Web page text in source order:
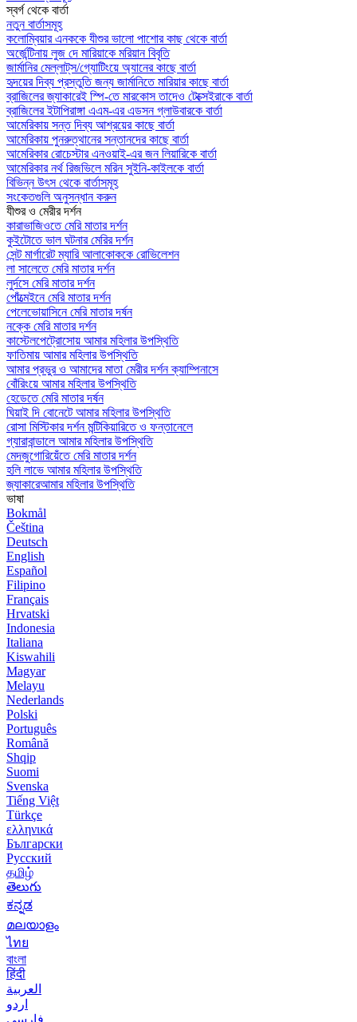
স্বর্গ থেকে বার্তা
নতুন বার্তাসমূহ
কলোম্বিয়ার এনককে যীশুর ভালো পাশোর কাছ থেকে বার্তা
অর্জেন্টিনায় লুজ দে মারিয়াকে মরিয়ান বিবৃতি
জার্মানির মেল্লাট্‌স/গ্যোটিংয়ে অ্যানের কাছে বার্তা
হৃদয়ের দিব্য প্রস্তুতি জন্য জার্মানিতে মারিয়ার কাছে বার্তা
ব্রাজিলের জ্যাকারেই স্পি-তে মারকোস তাদেও টেক্সেইরাকে বার্তা
ব্রাজিলের ইটাপিরাঙ্গা এএম-এর এডসন গ্লাউবারকে বার্তা
আমেরিকায় সন্ত দিব্য আশ্রয়ের কাছে বার্তা
আমেরিকায় পুনরুত্থানের সন্তানদের কাছে বার্তা
আমেরিকার রোচেস্টার এনওয়াই-এর জন লিয়ারিকে বার্তা
আমেরিকার নর্থ রিজভিলে মরিন সুইনি-কাইলকে বার্তা
বিভিন্ন উৎস থেকে বার্তাসমূহ
সংকেতগুলি অনুসন্ধান করুন
যীশুর ও মেরীর দর্শন
কারাভাজিওতে মেরি মাতার দর্শন
কুইটোতে ভাল ঘটনার মেরির দর্শন
সেন্ট মার্গারেট ম্যারি আলাকোককে রোভিলেশন
লা সালেতে মেরি মাতার দর্শন
লুর্দসে মেরি মাতার দর্শন
পোঁত্মেইনে মেরি মাতার দর্শন
পেলেভোয়াসিনে মেরি মাতার দর্ষন
নক্কে মেরি মাতার দর্শন
কাস্টেলপেট্রোসোয় আমার মহিলার উপস্থিতি
ফাতিমায় আমার মহিলার উপস্থিতি
আমার প্রভুর ও আমাদের মাতা মেরীর দর্শন ক্যাম্পিনাসে
বোঁরিংয়ে আমার মহিলার উপস্থিতি
হেডেতে মেরি মাতার দর্ষন
ঘিয়াই দি বোনেটে আমার মহিলার উপস্থিতি
রোসা মিস্টিকার দর্শন মন্টিকিয়ারিতে ও ফন্তানেলে
গ্যারাবান্ডালে আমার মহিলার উপস্থিতি
মেদজুগোরিয়েঁতে মেরি মাতার দর্শন
হলি লাভে আমার মহিলার উপস্থিতি
জ্যাকারেআমার মহিলার উপস্থিতি
ভাষা
Bokmål
Čeština
Deutsch
English
Español
Filipino
Français
Hrvatski
Indonesia
Italiana
Kiswahili
Magyar
Melayu
Nederlands
Polski
Português
Română
Shqip
Suomi
Svenska
Tiếng Việt
Türkçe
ελληνικά
Български
Русский
தமிழ்
తెలుగు
ಕನ್ನಡ
മലയാളം
ไทย
বাংলা
हिंदी
العربية
اردو
فارسی